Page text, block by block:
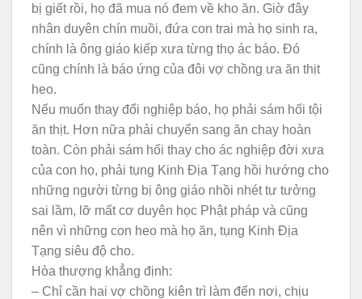
bị giết rồi, họ đã mua nó đem về kho ăn. Giờ đây
nhân duyên chín muồi, đứa con trai mà họ sinh ra,
chính là ông giáo kiếp xưa từng thọ ác báo. Đó
cũng chính là báo ứng của đôi vợ chồng ưa ăn thịt
heo.
Nếu muốn thay đổi nghiệp báo, họ phải sám hối tội
ăn thịt. Hơn nữa phải chuyển sang ăn chay hoàn
toàn. Còn phải sám hối thay cho ác nghiệp đời xưa
của con họ, phải tụng Kinh Địa Tạng hồi hướng cho
những người từng bị ông giáo nhồi nhét tư tưởng
sai lầm, lỡ mất cơ duyên học Phật pháp và cũng
nên vì những con heo mà họ ăn, tụng Kinh Địa
Tạng siêu độ cho.
Hòa thượng khẳng định:
– Chỉ cần hai vợ chồng kiên trì làm đến nơi, chịu